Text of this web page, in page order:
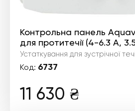
Контрольна панель
для протитечії (4-6.3 А,
Устаткування для зустрічної
Код: 6737
11 630 ₴